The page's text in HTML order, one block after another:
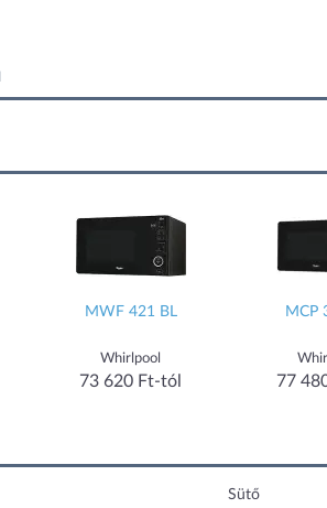
MWF 421 BL
Whirlpool
73 620 Ft-tól
MCP
77
Sütő